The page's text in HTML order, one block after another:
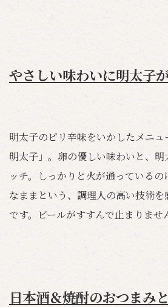
やさしい味わいに明太子
明太子のピリ辛味をいかしたメニ
明太子」。卵の優しい味わいと、
ッチ。しっかりと火が通っているの
なままという、調理人の高い技術
です。ビールがすすんで止まりませ
日本酒＆焼酎のおつまみ